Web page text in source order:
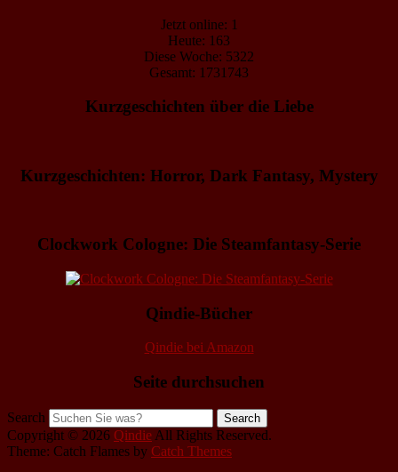
Jetzt online: 1
Heute: 163
Diese Woche: 5322
Gesamt: 1731743
Kurzgeschichten über die Liebe
Kurzgeschichten: Horror, Dark Fantasy, Mystery
Clockwork Cologne: Die Steamfantasy-Serie
Qindie-Bücher
Qindie bei Amazon
Seite durchsuchen
Search
Copyright © 2026 Qindie All Rights Reserved.
Theme: Catch Flames by Catch Themes